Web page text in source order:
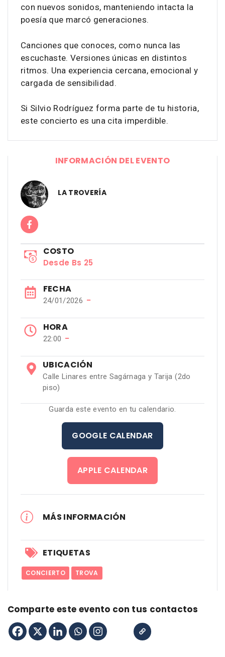
con nuevos sonidos, manteniendo intacta la
poesía que marcó generaciones.
Canciones que conoces, como nunca las
escuchaste. Versiones únicas en distintos
ritmos. Una experiencia cercana, emocional y
cargada de sensibilidad.
Si Silvio Rodríguez forma parte de tu historia,
este concierto es una cita imperdible.
INFORMACIÓN DEL EVENTO
LA TROVERÍA
COSTO
Desde Bs 25
FECHA
24/01/2026 −
HORA
22:00 −
UBICACIÓN
Calle Linares entre Sagárnaga y Tarija (2do
piso)
Guarda este evento en tu calendario.
GOOGLE CALENDAR
APPLE CALENDAR
MÁS INFORMACIÓN
ETIQUETAS
CONCIERTO TROVA
Comparte este evento con tus contactos